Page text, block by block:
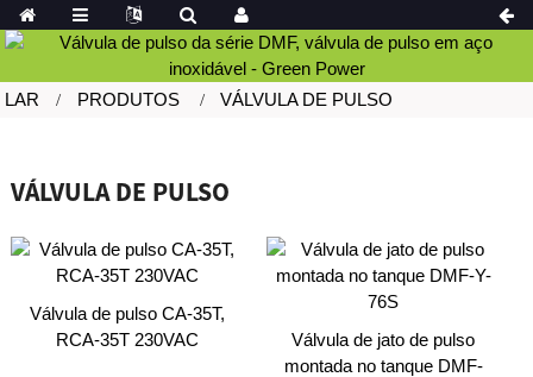
LAR PRODUTOS VÁLVULA DE PULSO
VÁLVULA DE PULSO
Válvula de pulso CA-35T,
RCA-35T 230VAC
Válvula de jato de pulso
montada no tanque DMF-